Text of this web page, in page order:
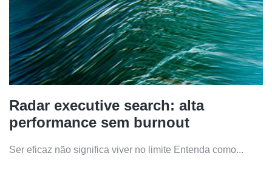
Radar executive search: alta
performance sem burnout
Ser eficaz não significa viver no limite Entenda como...